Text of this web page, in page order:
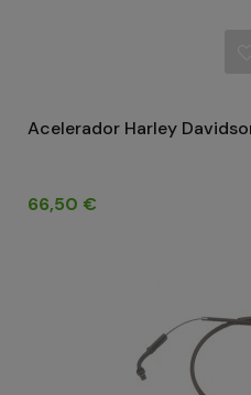
Acelerador Harley
Precio
66,50 €